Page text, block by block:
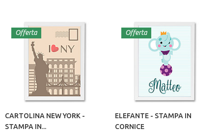
Offerta
CARTOLINA NEW YORK -
STAMPA IN...
Offerta
ELEFANTE - STAMPA IN
CORNICE